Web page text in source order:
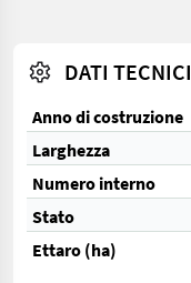
DATI TECNICI
Anno di costruzione
Larghezza
Numero interno
Stato
Ettaro (ha)